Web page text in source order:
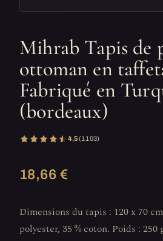
Mihrab Tapis de
ottoman en
Fabriqué en
(bordeaux)
4,5(1 103)
18,66 €
Dimensions du tapis : 120 x 70
polyester, 35 % coton. Poids :